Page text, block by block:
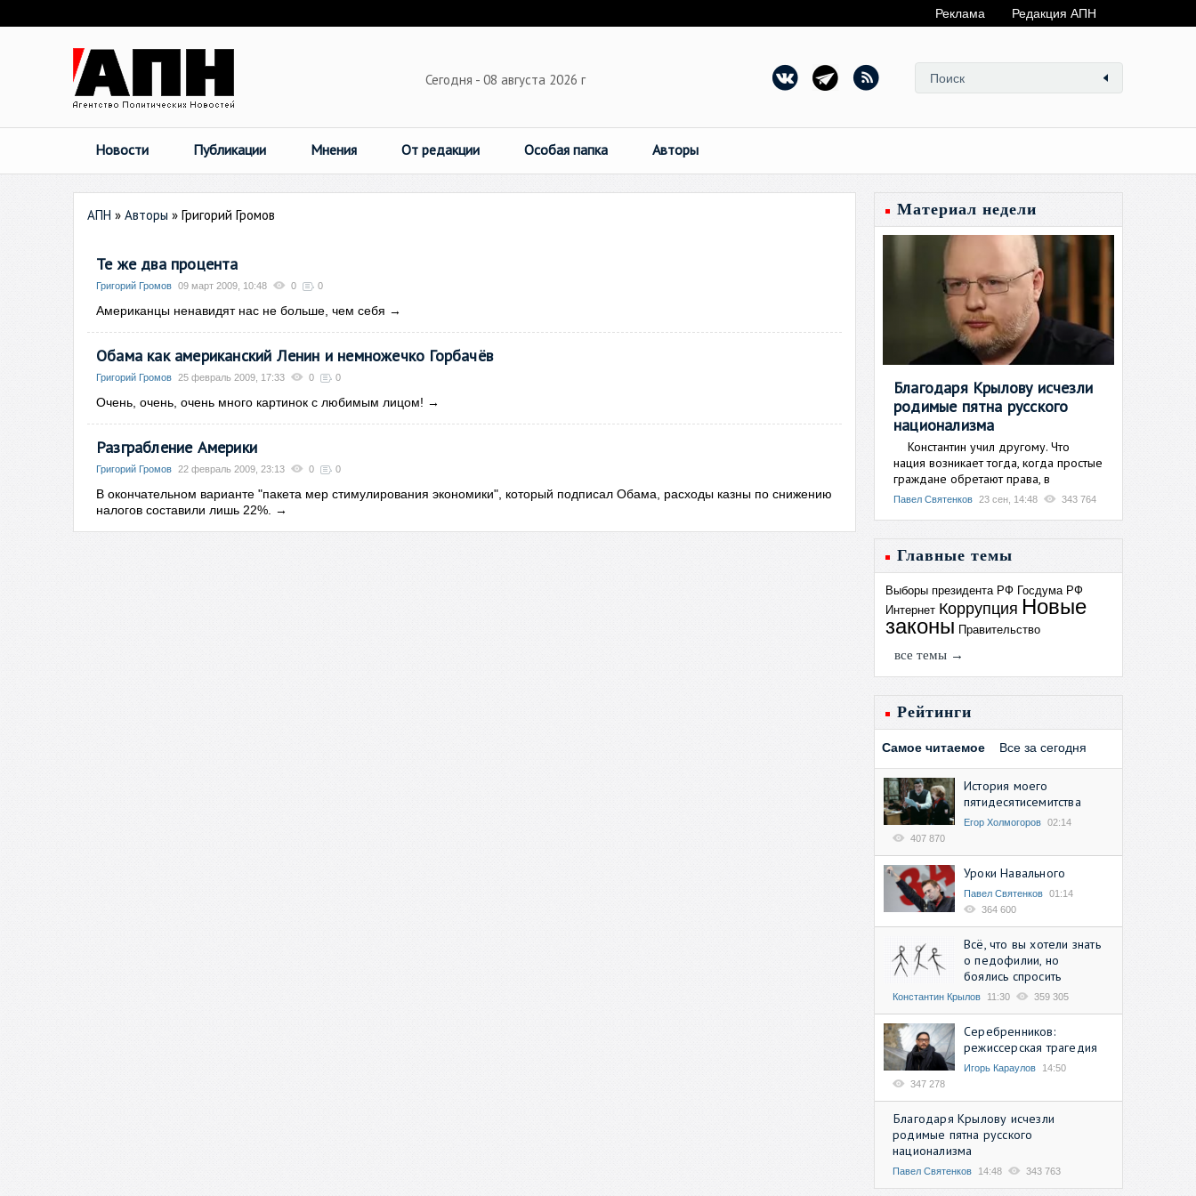
Реклама Редакция АПН
Сегодня - 08 августа 2026 г
Новости Публикации Мнения От редакции Особая папка Авторы
АПН » Авторы » Григорий Громов
Те же два процента
Григорий Громов 09 март 2009, 10:48 0 0
Американцы ненавидят нас не больше, чем себя →
Обама как американский Ленин и немножечко Горбачёв
Григорий Громов 25 февраль 2009, 17:33 0 0
Очень, очень, очень много картинок с любимым лицом! →
Разграбление Америки
Григорий Громов 22 февраль 2009, 23:13 0 0
В окончательном варианте "пакета мер стимулирования экономики", который подписал Обама, расходы казны по снижению
налогов составили лишь 22%.
→
Материал недели
Благодаря Крылову исчезли
родимые пятна русского
национализма
Константин учил другому. Что
нация возникает тогда, когда простые
граждане обретают права, в
Павел Святенков 23 сен, 14:48 343 764
Главные темы
Выборы президента РФ Госдума РФ
Интернет Коррупция Новые
законы Правительство
все темы →
Рейтинги
Самое читаемое Все за сегодня
История моего
пятидесятисемитства
Егор Холмогоров 02:14
407 870
Уроки Навального
Павел Святенков 01:14
364 600
Всё, что вы хотели знать
о педофилии, но
боялись спросить
Константин Крылов 11:30 359 305
Серебренников:
режиссерская трагедия
Игорь Караулов
14:50
347 278
Благодаря Крылову исчезли
родимые пятна русского
национализма
Павел Святенков 14:48 343 763